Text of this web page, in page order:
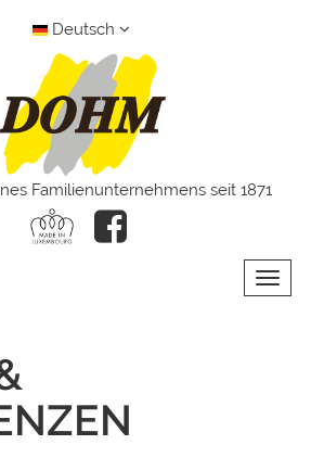
Deutsch
Familienunternehmens seit 1871
Toggle